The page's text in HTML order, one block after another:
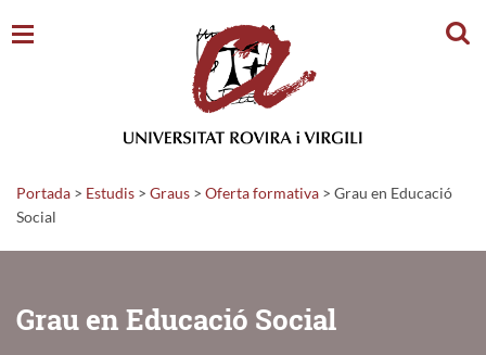
Portada > Estudis > Graus > Oferta formativa > Grau en Educació
Social
Grau en Educació Social